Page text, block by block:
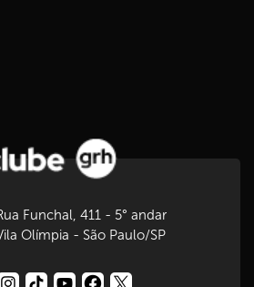
pela DOR ou pelo PRAZER
Funchal, 411 - 5° andar
Olímpia - São Paulo/SP